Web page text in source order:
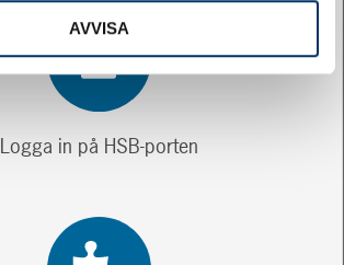
AVVISA
Logga in på HSB-porten